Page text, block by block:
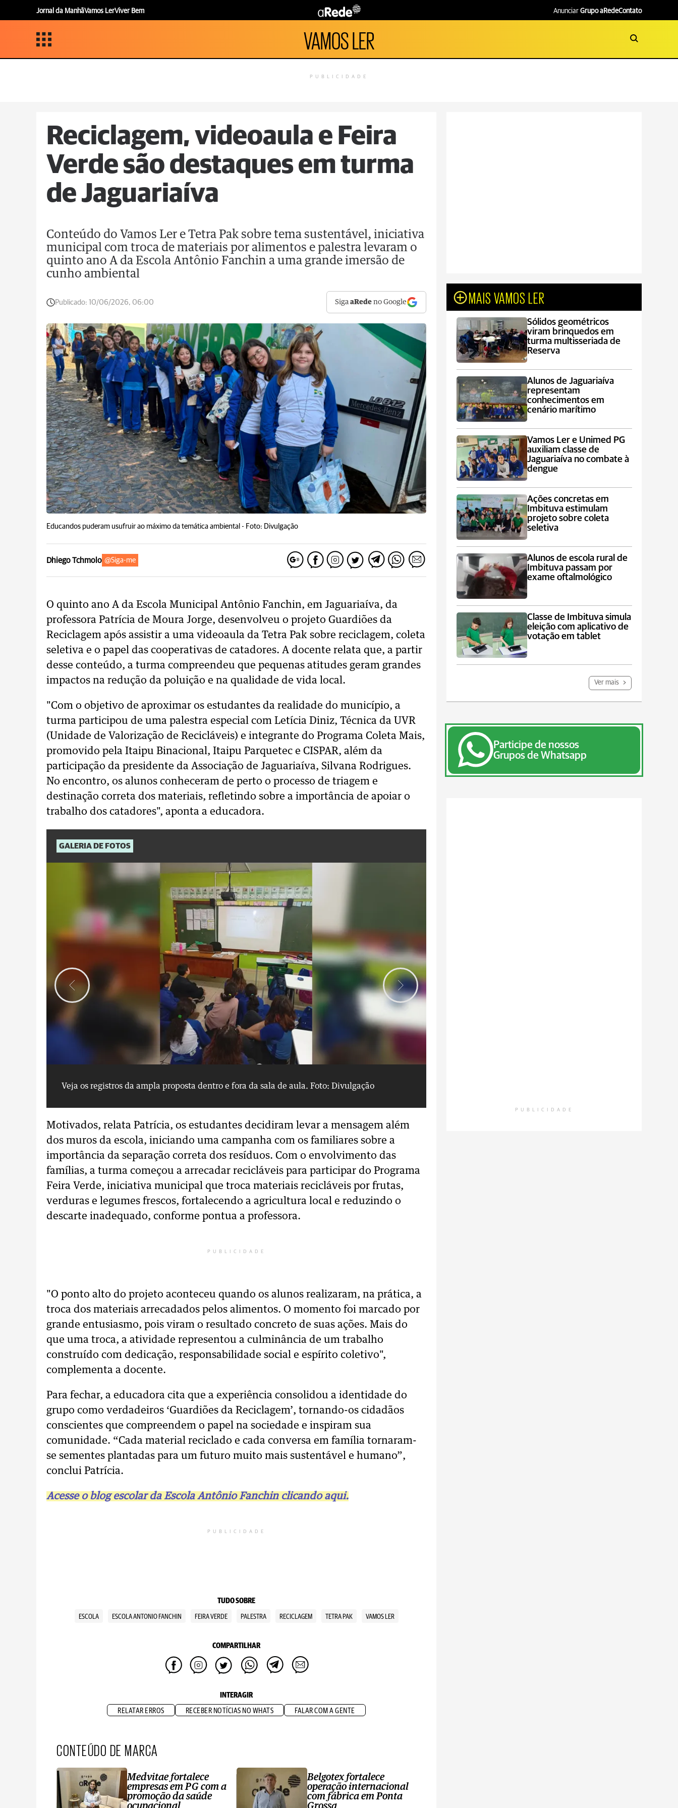
Jornal da ManhãVamos LerViver Bem Anunciar Grupo aRedeContato
VAMOS LER
PUBLICIDADE
Reciclagem, videoaula e Feira
Verde são destaques em turma
de Jaguariaíva
Conteúdo do Vamos Ler e Tetra Pak sobre tema sustentável, iniciativa
municipal com troca de materiais por alimentos e palestra levaram o
quinto ano A da Escola Antônio Fanchin a uma grande imersão de
cunho ambiental
Publicado: 10/06/2026, 06:00 SigaaRede no Google
Educandos puderam usufruir ao máximo da temática ambiental - Foto: Divulgação
Dhiego Tchmolo @Siga-me
O quinto ano A da Escola Municipal Antônio Fanchin, em Jaguariaíva, da
professora Patrícia de Moura Jorge, desenvolveu o projeto Guardiões da
Reciclagem após assistir a uma videoaula da Tetra Pak sobre reciclagem, coleta
seletiva e o papel das cooperativas de catadores. A docente relata que, a partir
desse conteúdo, a turma compreendeu que pequenas atitudes geram grandes
impactos na redução da poluição e na qualidade de vida local.
"Com o objetivo de aproximar os estudantes da realidade do município, a
turma participou de uma palestra especial com Letícia Diniz, Técnica da UVR
(Unidade de Valorização de Recicláveis) e integrante do Programa Coleta Mais,
promovido pela Itaipu Binacional, Itaipu Parquetec e CISPAR, além da
participação da presidente da Associação de Jaguariaíva, Silvana Rodrigues.
No encontro, os alunos conheceram de perto o processo de triagem e
destinação correta dos materiais, refletindo sobre a importância de apoiar o
trabalho dos catadores", aponta a educadora.
GALERIA DE FOTOS
Veja os registros da ampla proposta dentro e fora da sala de aula. Foto: Divulgação
Motivados, relata Patrícia, os estudantes decidiram levar a mensagem além
dos muros da escola, iniciando uma campanha com os familiares sobre a
importância da separação correta dos resíduos. Com o envolvimento das
famílias, a turma começou a arrecadar recicláveis para participar do Programa
Feira Verde, iniciativa municipal que troca materiais recicláveis por frutas,
verduras e legumes frescos, fortalecendo a agricultura local e reduzindo o
descarte inadequado, conforme pontua a professora.
PUBLICIDADE
"O ponto alto do projeto aconteceu quando os alunos realizaram, na prática, a
troca dos materiais arrecadados pelos alimentos. O momento foi marcado por
grande entusiasmo, pois viram o resultado concreto de suas ações. Mais do
que uma troca, a atividade representou a culminância de um trabalho
construído com dedicação, responsabilidade social e espírito coletivo",
complementa a docente.
Para fechar, a educadora cita que a experiência consolidou a identidade do
grupo como verdadeiros ‘Guardiões da Reciclagem’, tornando-os cidadãos
conscientes que compreendem o papel na sociedade e inspiram sua
comunidade. “Cada material reciclado e cada conversa em família tornaram-
se sementes plantadas para um futuro muito mais sustentável e humano”,
conclui Patrícia.
Acesse o blog escolar da Escola Antônio Fanchin clicando aqui.
PUBLICIDADE
TUDO SOBRE
ESCOLA ESCOLA ANTONIO FANCHIN FEIRA VERDE PALESTRA RECICLAGEM TETRA PAK VAMOS LER
COMPARTILHAR
INTERAGIR
RELATAR ERROS RECEBER NOTÍCIAS NO WHATS FALAR COM A GENTE
CONTEÚDO DE MARCA
Medvitae fortalece
empresas em PG com a
promoção da saúde
ocupacional
Belgotex fortalece
operação internacional
com fábrica em Ponta
Grossa
MAIS VAMOS LER
Sólidos geométricos
viram brinquedos em
turma multisseriada de
Reserva
Alunos de Jaguariaíva
representam
conhecimentos em
cenário marítimo
Vamos Ler e Unimed PG
auxiliam classe de
Jaguariaíva no combate à
dengue
Ações concretas em
Imbituva estimulam
projeto sobre coleta
seletiva
Alunos de escola rural de
Imbituva passam por
exame oftalmológico
Classe de Imbituva simula
eleição com aplicativo de
votação em tablet
Ver mais
Participe de nossos
Grupos de Whatsapp
PUBLICIDADE